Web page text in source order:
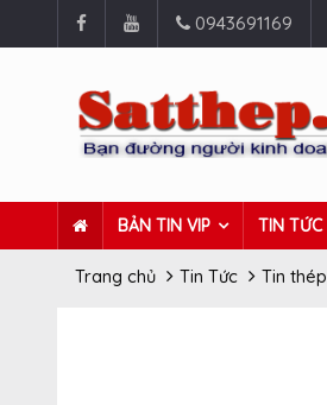
0943691169
BẢN TIN VIP TIN TỨC
Trang chủ Tin Tức Tin